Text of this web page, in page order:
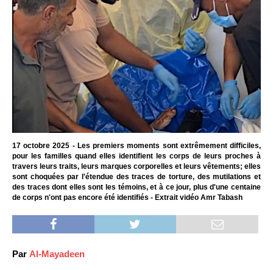
17 octobre 2025 - Les premiers moments sont extrêmement difficiles,
pour les familles quand elles identifient les corps de leurs proches à
travers leurs traits, leurs marques corporelles et leurs vêtements; elles
sont choquées par l'étendue des traces de torture, des mutilations et
des traces dont elles sont les témoins, et à ce jour, plus d'une centaine
de corps n'ont pas encore été identifiés - Extrait vidéo Amr Tabash
Par Al-Mayadeen